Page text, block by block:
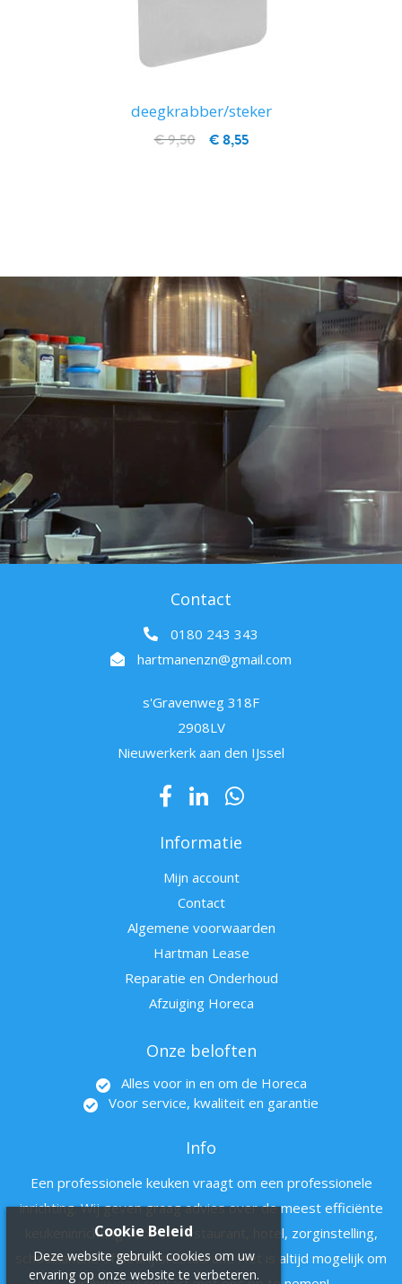
deegkrabber/steker
€ 8,55
€ 9,50
Contact
0180 243 343
hartmanenzn@gmail.com
s'Gravenweg 318F
2908LV
Nieuwerkerk aan den IJssel
Informatie
Mijn account
Contact
Algemene voorwaarden
Hartman Lease
Reparatie en Onderhoud
Afzuiging Horeca
Onze beloften
Alles voor in en om de Horeca
Voor service, kwaliteit en garantie
Info
Een professionele keuken vraagt om een professionele
inrichting. Wij geven graag advies over de meest efficiënte
keukeninrichting voor uw restaurant, hotel, zorginstelling,
schoolkantine of bedrijfsrestaurant. Het is altijd mogelijk om
Cookie Beleid
Deze website gebruikt cookies om uw
ervaring op onze website te verbeteren.